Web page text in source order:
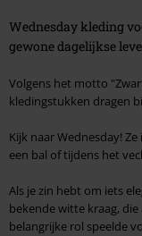
Wednesday kleding
gewone dagelijkse
Volgens het motto
kledingstukken dragen
Kijk naar Wednesday!
een bal of tijdens het
Als je zin hebt om iets
bekende witte kraag,
belangrijke rol speelde